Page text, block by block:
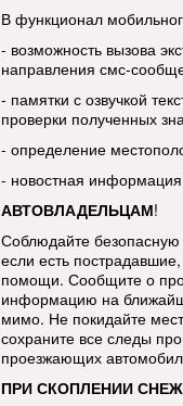
В функционал
- возможность вызова
направления смс-
- памятки с озвучкой
проверки полученных
- определение
- новостная
АВТОВЛАДЕЛЬЦАМ!
Соблюдайте
если есть
помощи. Сообщите о
информацию на
мимо. Не покидайте
сохраните все следы
проезжающих
ПРИ СКОПЛЕНИИ